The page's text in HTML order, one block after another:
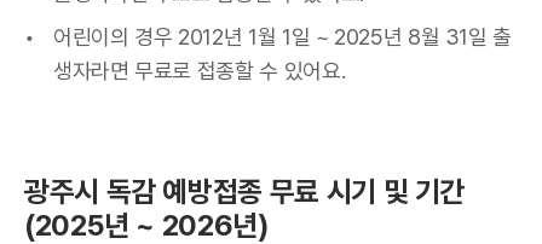
어린이의 경우 2012년 1월 1일 ~ 2025년 8월 31일 출
생자라면 무료로 접종할 수 있어요.
광주시 독감 예방접종 무료 시기 및 기간
(2025년 ~ 2026년)